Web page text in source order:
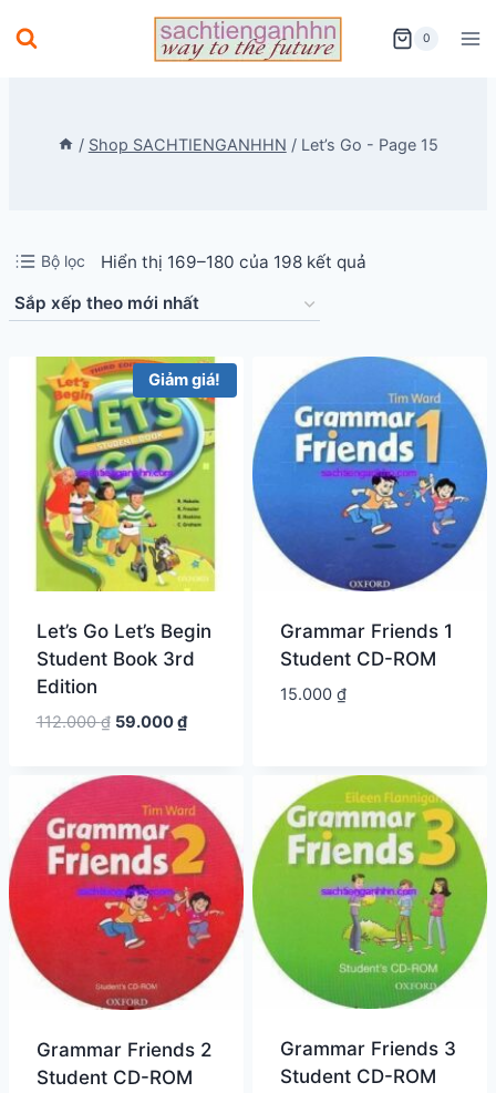
to
0
/ Shop SACHTIENGANHHN / Let’s Go - Page 15
Bộ lọc Hiển thị 169–180 của 198 kết quảĐã
theo
mới
nhất
Giảm giá!
Let’s Go Let’s Begin
Student Book 3rd
Edition
112.000₫ Giá
là:
112.000 ₫.
59.000₫Giá
là:
59.000 ₫.
Grammar Friends 1
Student CD-ROM
15.000 ₫
Grammar Friends 2
Student CD-ROM
Grammar Friends 3
Student CD-ROM